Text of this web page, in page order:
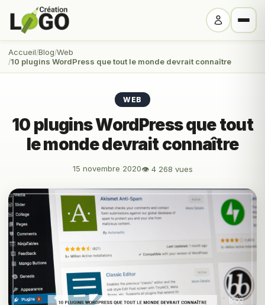
Accueil Blog Web
10 plugins WordPress que tout le monde devrait connaître
WEB
10 plugins WordPress que tout
le monde devrait connaître
15 novembre 2020👁 4 268 vues